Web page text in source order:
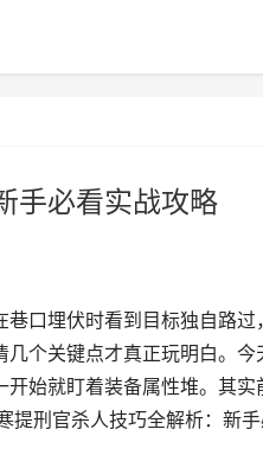
手必看实战攻略
口埋伏时看到目标独自路
个关键点才真正玩明白。
始就盯着装备属性堆。其
提刑官杀人技巧全解析：新